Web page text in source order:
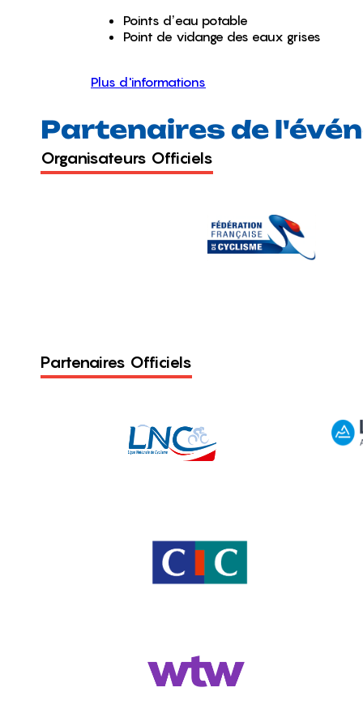
Points d’eau potable
Point de vidange des eaux grises
Plus d'informations
Partenaires de
Organisateurs Officiels
Partenaires Officiels